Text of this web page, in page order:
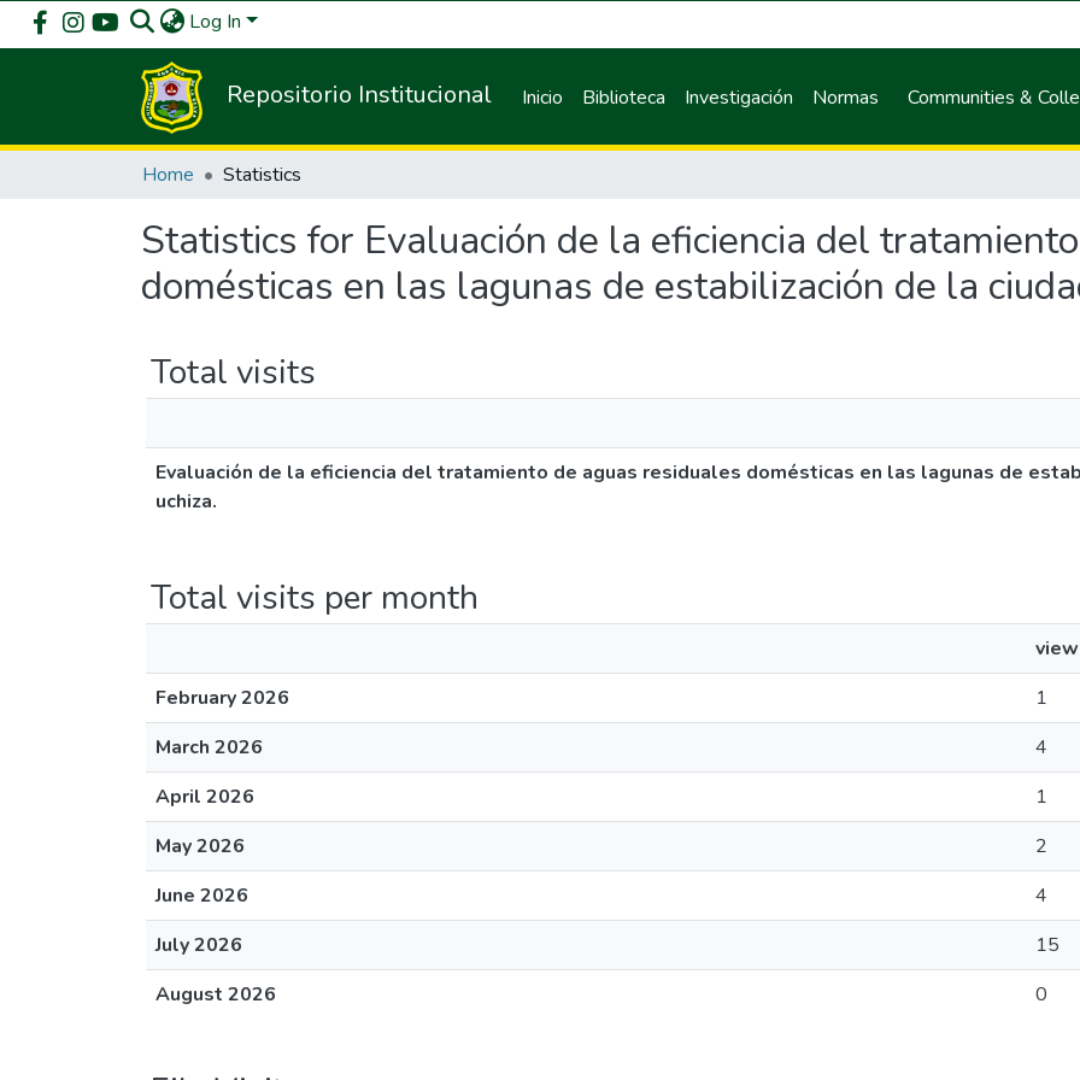
Log In
Repositorio Institucional Inicio Biblioteca Investigación Normas Communities &
Home Statistics
Statistics for Evaluación de la eficiencia del
domésticas en las lagunas de estabilización de la
Total visits
Evaluación de la eficiencia del tratamiento de aguas residuales domésticas en las lagunas de
uchiza.
Total visits per month
February 2026
1
March 2026
4
April 2026
1
May 2026
2
June 2026
4
July 2026
15
August 2026
0